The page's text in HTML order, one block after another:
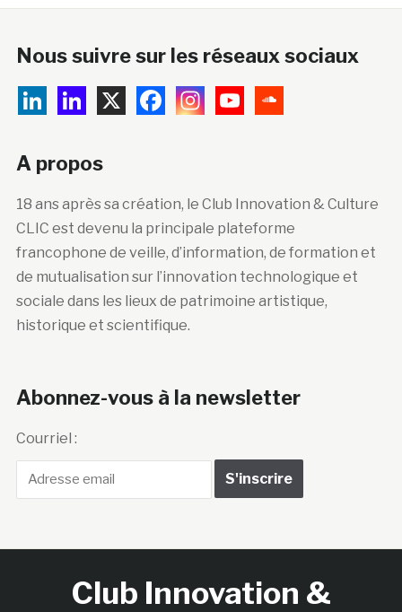
Nous suivre sur les réseaux sociaux
A propos
18 ans après sa création, le Club Innovation & Culture
CLIC est devenu la principale plateforme
francophone de veille, d’information, de formation et
de mutualisation sur l’innovation technologique et
sociale dans les lieux de patrimoine artistique,
historique et scientifique.
Abonnez-vous à la newsletter
Courriel :
Club Innovation &